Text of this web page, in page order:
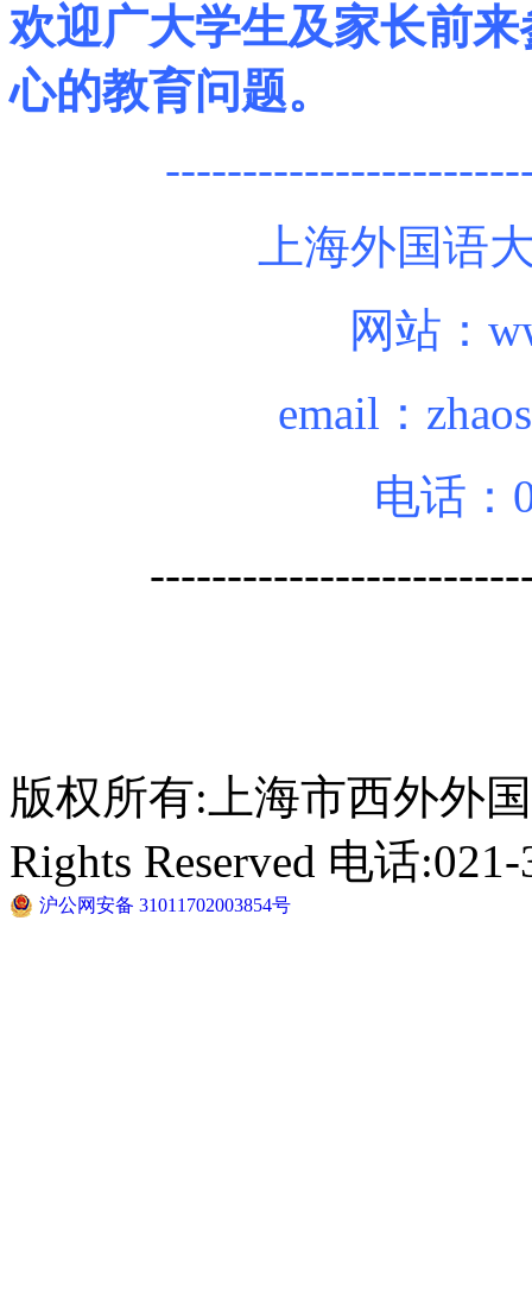
欢迎广大学生及家长前
心的教育问题。
上海外国语
网站：
email：
电话：
版权所有:上海市西外外
Rights Reserved 电话
沪公网安备 31011702003854号